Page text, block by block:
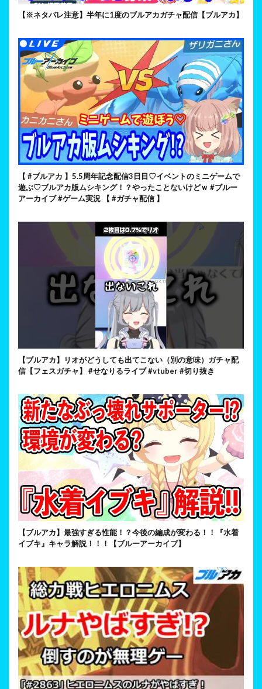
【※ネタバレ注意】半年に1度のブルアカガチャ配信【ブルアカ】
【 #ブルアカ 】5.5周年記念配信3日目♡イベントのミニゲームで
遊ぶ♡ブルアカ版ムシキング！？やったことないけどｗ #ブルー
アーカイブ #ゲーム実況 【 #ガチャ配信 】
【ブルアカ】リオがどうしても出てこない（別の意味）ガチャ配
信【フェスガチャ】 #せなりるライブ #vtuber #切り抜き
【ブルアカ】最強すぎる性能！？今後の編成が変わる！！『水着
イブキ』キャラ解説！！！【ブルーアーカイブ】